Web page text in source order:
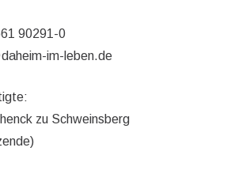
90291-0
im-leben.de
zu Schweinsberg